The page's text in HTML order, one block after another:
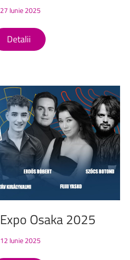
27 Iunie 2025
Detalii
Expo Osaka2025
12 Iunie 2025